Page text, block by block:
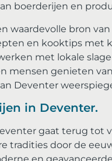
boerderijen en
waardevolle bron
en kooktips met
met lokale
mensen genieten
Deventer
in Deventer.
gaat terug tot
tradities door de